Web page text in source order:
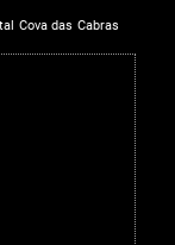
Cova das Cabras